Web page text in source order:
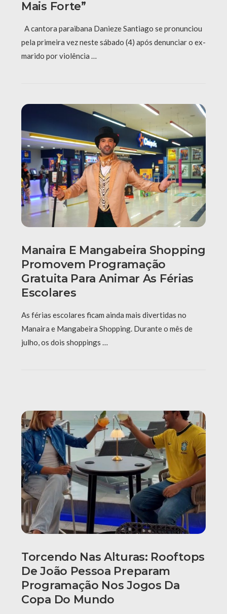
Mais Forte”
A cantora paraibana Danieze Santiago se pronunciou
pela primeira vez neste sábado (4) após denunciar o ex-
marido por violência …
Manaira E Mangabeira Shopping
Promovem Programação
Gratuita Para Animar As Férias
Escolares
As férias escolares ficam ainda mais divertidas no
Manaira e Mangabeira Shopping. Durante o mês de
julho, os dois shoppings …
Torcendo Nas Alturas: Rooftops
De João Pessoa Preparam
Programação Nos Jogos Da
Copa Do Mundo